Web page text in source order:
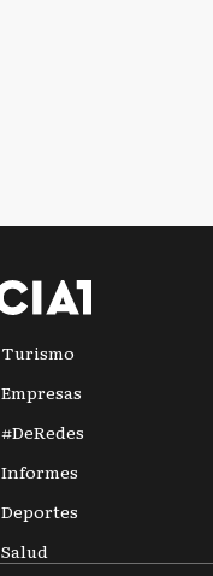
Turismo
Empresas
#DeRedes
Informes
Deportes
Salud